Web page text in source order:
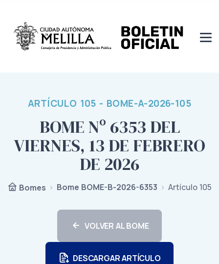
ARTÍCULO 105 - BOME-A-2026-105
BOME Nº 6353 DEL
VIERNES, 13 DE FEBRERO
DE 2026
Bomes Bome BOME-B-2026-6353 Artículo 105
VOLVER AL BOME
DESCARGAR ARTÍCULO